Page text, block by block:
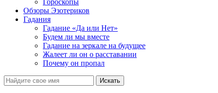
Гороскопы
Обзоры Эзотериков
Гадания
Гадание «Да или Нет»
Будем ли мы вместе
Гадание на зеркале на будущее
Жалеет ли он о расставании
Почему он пропал